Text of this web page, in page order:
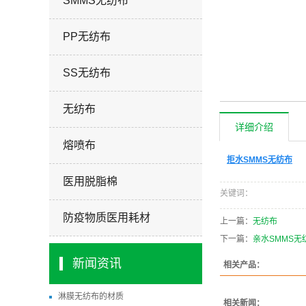
PP无纺布
SS无纺布
无纺布
熔喷布
医用脱脂棉
防疫物质医用耗材
新闻资讯
淋膜无纺布的材质
详细介绍
拒水SMMS无纺布
关键词：
上一篇： 无纺布
下一篇： 亲水SMMS无
相关产品：
相关新闻：